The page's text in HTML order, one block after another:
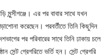
মুন্সীগঞ্জে। এর পর বাবার সাথে যখন
করেছেন। পরবর্তীতে তিনি কিছুদিন
পর পরিবারের সাথে তিনি ঢাকায় চলে
সেন্ট গ্রেগরিতে ভর্তি হন। সেন্ট গ্রেগরি